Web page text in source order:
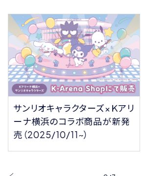
サンリオキャラクターズ×Ｋアリ
ーナ横浜のコラボ商品が新発
売（2025/10/11~）